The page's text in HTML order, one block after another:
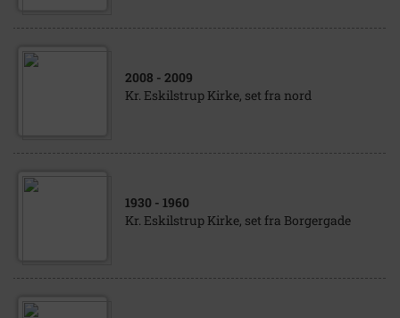
2008 - 2009
Kr. Eskilstrup Kirke, set fra nord
1930 - 1960
Kr. Eskilstrup Kirke, set fra Borgergade